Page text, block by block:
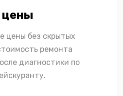
цены без скрытых
ремонта
диагностики по